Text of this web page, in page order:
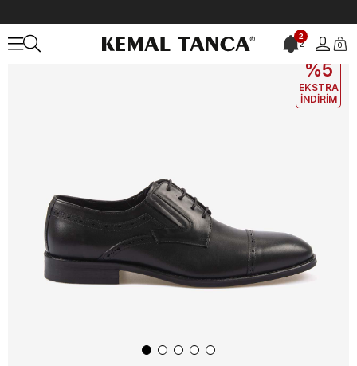
2
2 0
EKLE5
%5
EKSTRA
İNDİRİM